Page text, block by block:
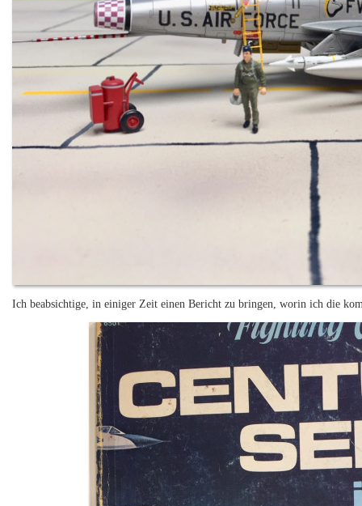
Ich beabsichtige, in einiger Zeit einen Bericht zu bringen, worin ich die